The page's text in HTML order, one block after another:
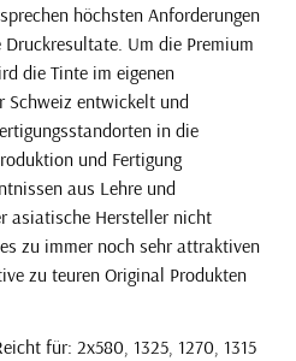
höchsten Anforderungen
Um die Premium
die Tinte im eigenen
Schweiz entwickelt und
in die
und Fertigung
aus Lehre und
asiatische Hersteller nicht
zu immer noch sehr attraktiven
zu teuren Original Produkten
für: 2x580, 1325, 1270, 1315